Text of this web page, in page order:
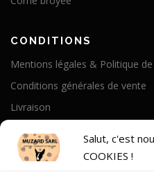
Salut, c'est
COOKIES !
CONDITIONS
Mentions légales & Politique
Conditions générales de vente
Livraison